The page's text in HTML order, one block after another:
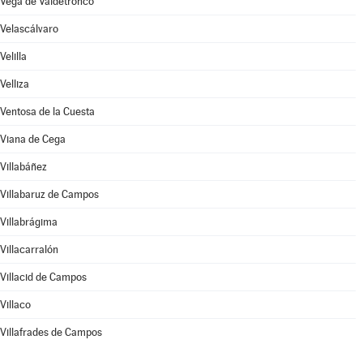
Velascálvaro
Velilla
Velliza
Ventosa de la Cuesta
Viana de Cega
Villabáñez
Villabaruz de Campos
Villabrágima
Villacarralón
Villacid de Campos
Villaco
Villafrades de Campos